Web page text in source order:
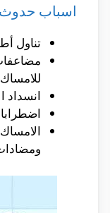
اسباب
تناول
انسداد